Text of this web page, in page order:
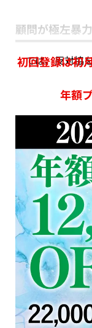
顧問が極左暴
では、反対協
初回登録は初
年額